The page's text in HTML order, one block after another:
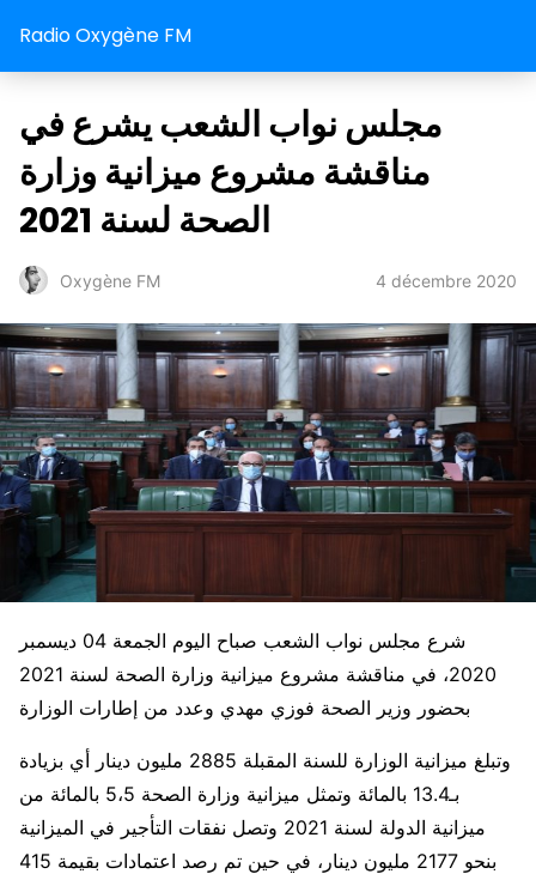
Radio Oxygène FM
مجلس نواب الشعب يشرع في
مناقشة مشروع ميزانية وزارة
الصحة لسنة 2021
Oxygène FM 4 décembre 2020
شرع مجلس نواب الشعب صباح اليوم الجمعة 04 ديسمبر
2020، في مناقشة مشروع ميزانية وزارة الصحة لسنة 2021
بحضور وزير الصحة فوزي مهدي وعدد من إطارات الوزارة
وتبلغ ميزانية الوزارة للسنة المقبلة 2885 مليون دينار أي بزيادة
بـ13.4 بالمائة وتمثل ميزانية وزارة الصحة 5،5 بالمائة من
ميزانية الدولة لسنة 2021 وتصل نفقات التأجير في الميزانية
بنحو 2177 مليون دينار، في حين تم رصد اعتمادات بقيمة 415